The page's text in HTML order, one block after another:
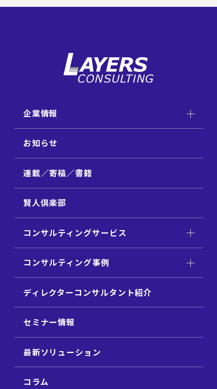
企業情報
お知らせ
連載／寄稿／書籍
賢人倶楽部
コンサルティングサービス
コンサルティング事例
ディレクターコンサルタント紹介
セミナー情報
最新ソリューション
コラム